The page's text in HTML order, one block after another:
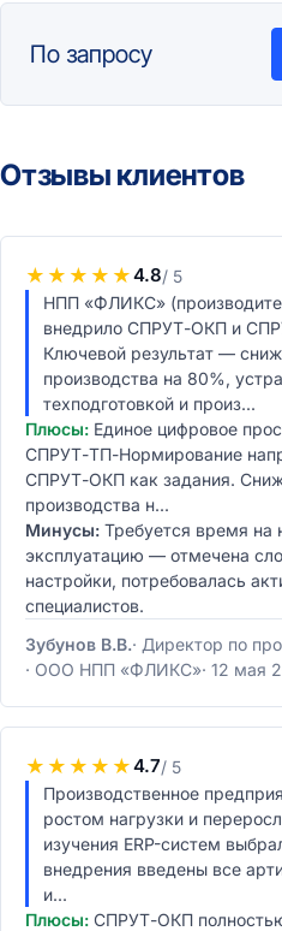
По запросу
Отзывы клиентов
★ ★ ★ ★ ★4.8/ 5
НПП «ФЛИКС»
внедрило СПРУТ-ОКП и
Ключевой результат —
производства на 80%,
техподготовкой и произ...
Плюсы: Единое цифровое
СПРУТ-ТП-Нормирование
СПРУТ-ОКП как задания.
производства н...
Минусы: Требуется время на
эксплуатацию — отмечена
настройки, потребовалась
специалистов.
Зубунов В.В. Директор по
ООО НПП «ФЛИКС» 12 мая
★ ★ ★ ★ ★4.7/ 5
Производственное
ростом нагрузки и
изучения ERP-систем
внедрения введены все
и...
Плюсы: СПРУТ-ОКП